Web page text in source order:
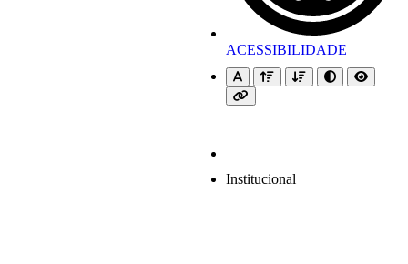
ACESSIBILIDADE
Institucional